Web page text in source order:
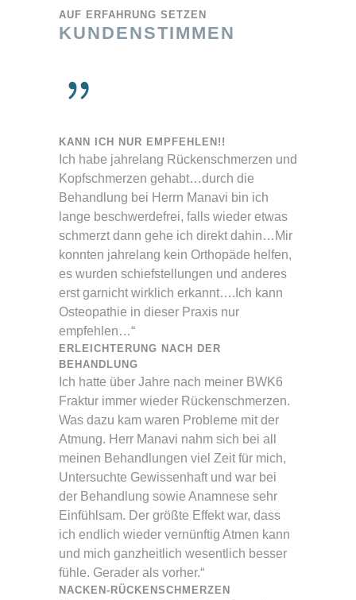
AUF ERFAHRUNG SETZEN
KUNDENSTIMMEN
KANN ICH NUR EMPFEHLEN!!
Ich habe jahrelang Rückenschmerzen und
Kopfschmerzen gehabt…durch die
Behandlung bei Herrn Manavi bin ich
lange beschwerdefrei, falls wieder etwas
schmerzt dann gehe ich direkt dahin…Mir
konnten jahrelang kein Orthopäde helfen,
es wurden schiefstellungen und anderes
erst garnicht wirklich erkannt….Ich kann
Osteopathie in dieser Praxis nur
empfehlen…“
ERLEICHTERUNG NACH DER
BEHANDLUNG
Ich hatte über Jahre nach meiner BWK6
Fraktur immer wieder Rückenschmerzen.
Was dazu kam waren Probleme mit der
Atmung. Herr Manavi nahm sich bei all
meinen Behandlungen viel Zeit für mich,
Untersuchte Gewissenhaft und war bei
der Behandlung sowie Anamnese sehr
Einfühlsam. Der größte Effekt war, dass
ich endlich wieder vernünftig Atmen kann
und mich ganzheitlich wesentlich besser
fühle. Gerader als vorher.“
NACKEN-RÜCKENSCHMERZEN